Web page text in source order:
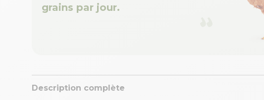
grains par jour.
Description complète